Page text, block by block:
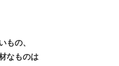
もの、
なものは